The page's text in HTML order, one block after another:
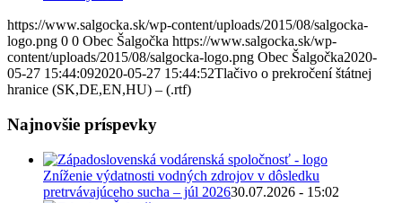
https://www.salgocka.sk/wp-content/uploads/2015/08/salgocka-
logo.png 0 0 Obec Šalgočka https://www.salgocka.sk/wp-
content/uploads/2015/08/salgocka-logo.png Obec Šalgočka2020-
05-27 15:44:092020-05-27 15:44:52Tlačivo o prekročení štátnej
hranice (SK,DE,EN,HU) – (.rtf)
Najnovšie príspevky
Zníženie výdatnosti vodných zdrojov v dôsledku
pretrvávajúceho sucha – júl 202630.07.2026 - 15:02